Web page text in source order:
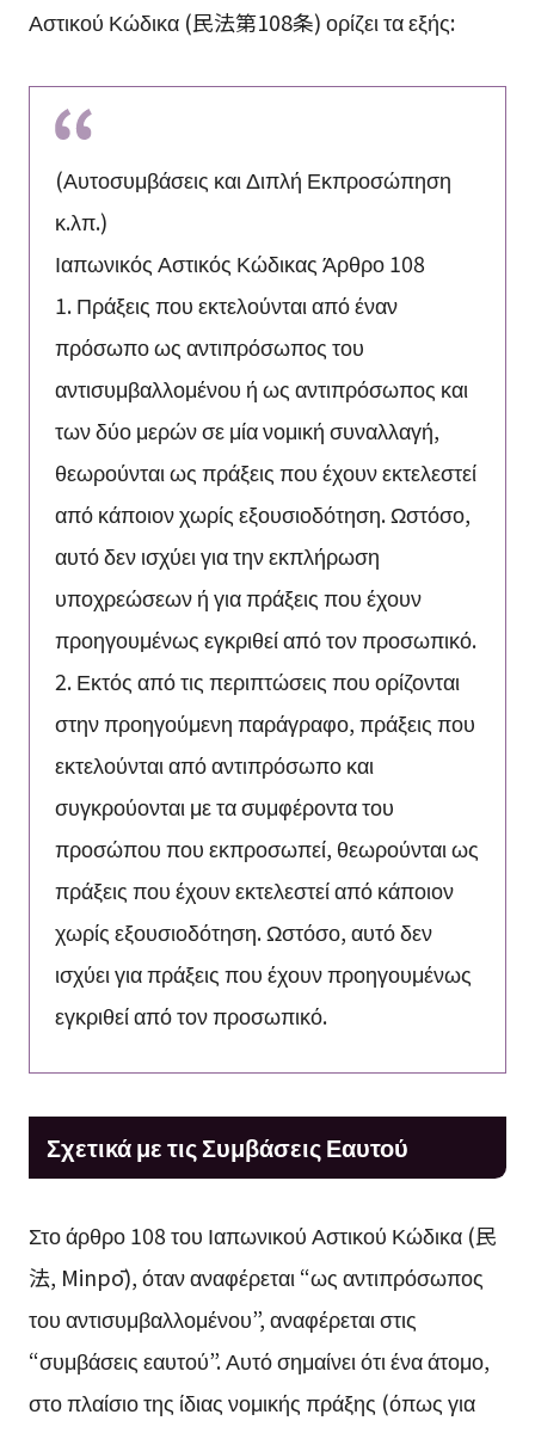
Αστικού Κώδικα (民法第108条) ορίζει τα εξής:
(Αυτοσυμβάσεις και Διπλή Εκπροσώπηση
κ.λπ.)
Ιαπωνικός Αστικός Κώδικας Άρθρο 108
1. Πράξεις που εκτελούνται από έναν
πρόσωπο ως αντιπρόσωπος του
αντισυμβαλλομένου ή ως αντιπρόσωπος και
των δύο μερών σε μία νομική συναλλαγή,
θεωρούνται ως πράξεις που έχουν εκτελεστεί
από κάποιον χωρίς εξουσιοδότηση. Ωστόσο,
αυτό δεν ισχύει για την εκπλήρωση
υποχρεώσεων ή για πράξεις που έχουν
προηγουμένως εγκριθεί από τον προσωπικό.
2. Εκτός από τις περιπτώσεις που ορίζονται
στην προηγούμενη παράγραφο, πράξεις που
εκτελούνται από αντιπρόσωπο και
συγκρούονται με τα συμφέροντα του
προσώπου που εκπροσωπεί, θεωρούνται ως
πράξεις που έχουν εκτελεστεί από κάποιον
χωρίς εξουσιοδότηση. Ωστόσο, αυτό δεν
ισχύει για πράξεις που έχουν προηγουμένως
εγκριθεί από τον προσωπικό.
Σχετικά με τις Συμβάσεις Εαυτού
Στο άρθρο 108 του Ιαπωνικού Αστικού Κώδικα (民
法, Minpō), όταν αναφέρεται “ως αντιπρόσωπος
του αντισυμβαλλομένου”, αναφέρεται στις
“συμβάσεις εαυτού”. Αυτό σημαίνει ότι ένα άτομο,
στο πλαίσιο της ίδιας νομικής πράξης (όπως για